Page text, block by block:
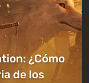
¿Cómo
de los